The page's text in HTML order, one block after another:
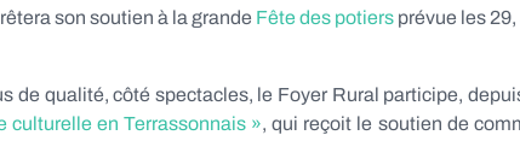
son soutien à la grande Fête des potiers prévue les
de qualité, côté spectacles, le Foyer Rural participe,
culturelle en Terrassonnais », qui reçoit le soutien de